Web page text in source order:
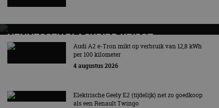
HENNESSEY BLACKBIRD KRIJGT
ATMOSFERISCHE V8 EN HANDBAK: SOMS IS
EENVOUD LEUKER
Audi A2 e-Tron mikt op verbruik van 12,8 kWh
per 100 kilometer
4 augustus 2026
Elektrische Geely E2 (tijdelijk) net zo goedkoop
als een Renault Twingo